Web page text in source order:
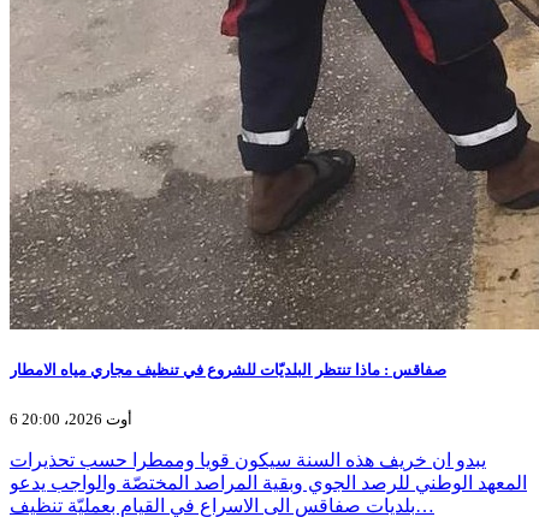
صفاقس : ماذا تنتظر البلديّات للشروع في تنظيف مجاري مياه الامطار
6 أوت 2026، 20:00
يبدو ان خريف هذه السنة سيكون قويا وممطرا حسب تحذيرات
المعهد الوطني للرصد الجوي وبقية المراصد المختصّة والواجب يدعو
بلديات صفاقس الى الاسراع في القيام بعمليّة تنظيف…